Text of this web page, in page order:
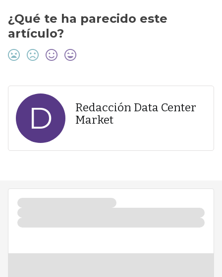
¿Qué te ha parecido este
artículo?
D
Redacción Data Center
Market